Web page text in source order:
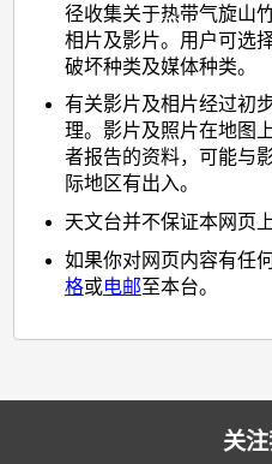
径收集关于热带气旋山
相片及影片。用户可选
破坏种类及媒体种类。
有关影片及相片经过初
理。影片及照片在地图
者报告的资料，可能与
际地区有出入。
天文台并不保证本网页
如果你对网页内容有任
格或电邮至本台。
关